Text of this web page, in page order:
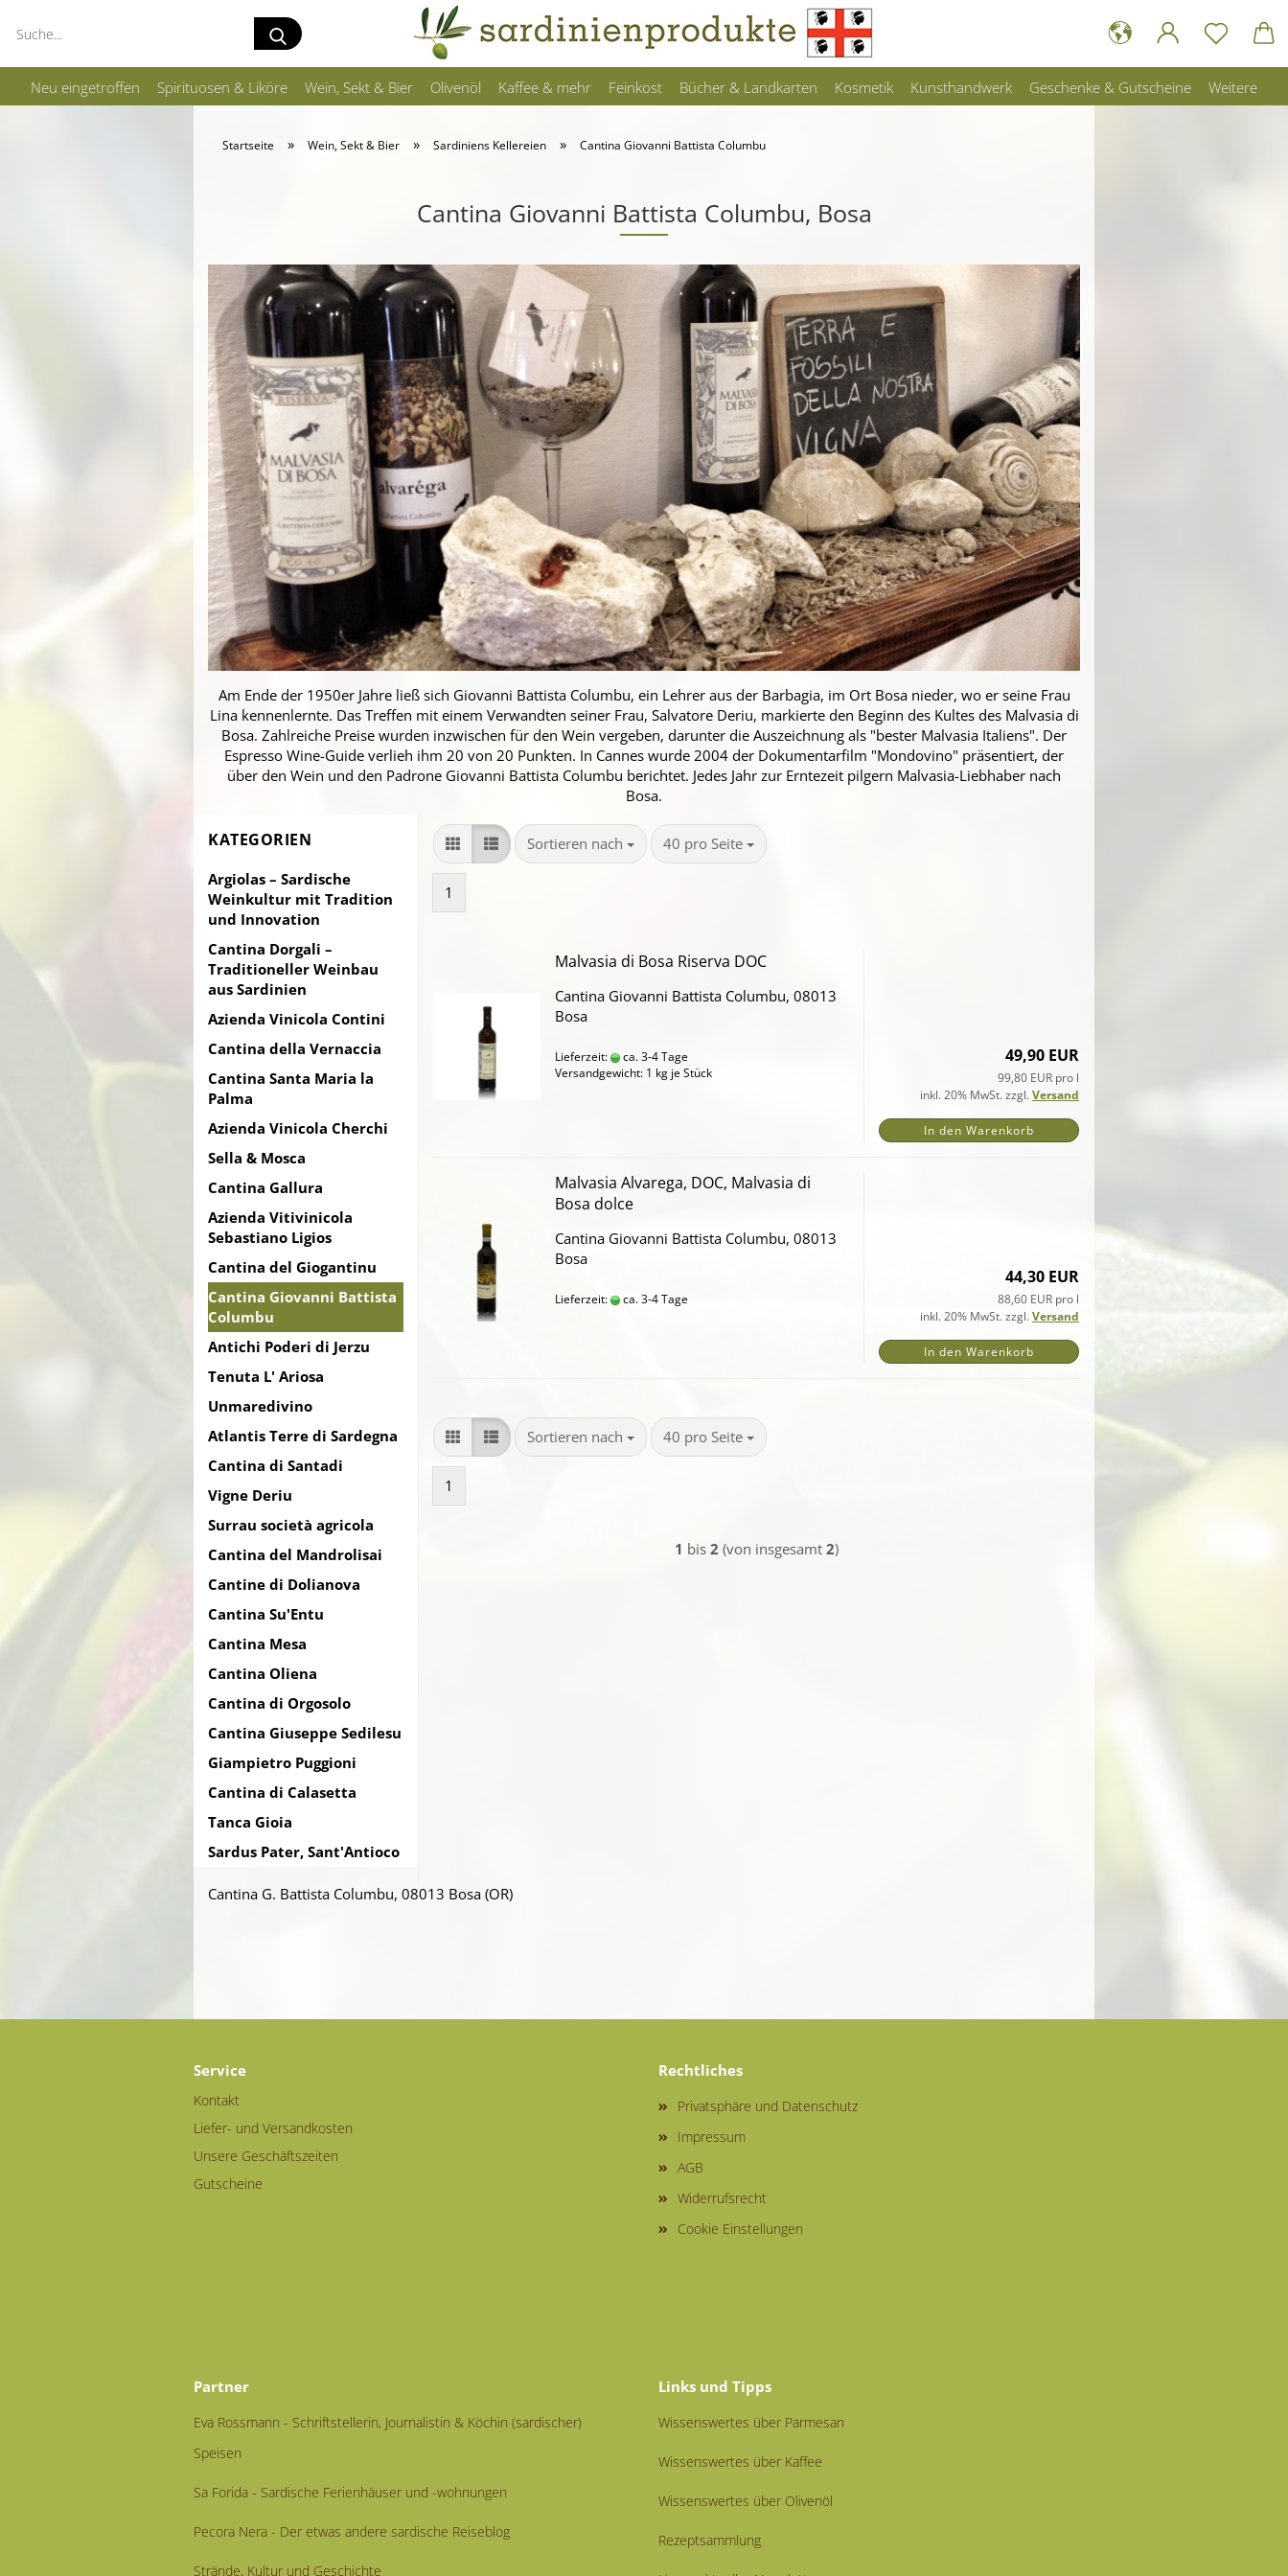
Neu eingetroffen Spirituosen & Liköre Wein, Sekt & Bier Olivenöl Kaffee & mehr Feinkost Bücher & Landkarten Kosmetik Kunsthandwerk Geschenke & Gutscheine Weitere
Suche...
Startseite » Wein, Sekt & Bier » Sardiniens Kellereien » Cantina Giovanni Battista Columbu
Cantina Giovanni Battista Columbu, Bosa
Am Ende der 1950er Jahre ließ sich Giovanni Battista Columbu, ein Lehrer aus der Barbagia, im Ort Bosa nieder, wo er seine Frau
Lina kennenlernte. Das Treffen mit einem Verwandten seiner Frau, Salvatore Deriu, markierte den Beginn des Kultes des Malvasia di
Bosa. Zahlreiche Preise wurden inzwischen für den Wein vergeben, darunter die Auszeichnung als "bester Malvasia Italiens". Der
Espresso Wine-Guide verlieh ihm 20 von 20 Punkten. In Cannes wurde 2004 der Dokumentarfilm "Mondovino" präsentiert, der
über den Wein und den Padrone Giovanni Battista Columbu berichtet. Jedes Jahr zur Erntezeit pilgern Malvasia-Liebhaber nach
Bosa.
KATEGORIEN
Argiolas – Sardische
Weinkultur mit Tradition
und Innovation
Cantina Dorgali –
Traditioneller Weinbau
aus Sardinien
Azienda Vinicola Contini
Cantina della Vernaccia
Cantina Santa Maria la
Palma
Azienda Vinicola Cherchi
Sella & Mosca
Cantina Gallura
Azienda Vitivinicola
Sebastiano Ligios
Cantina del Giogantinu
Cantina Giovanni Battista
Columbu
Antichi Poderi di Jerzu
Tenuta L' Ariosa
Unmaredivino
Atlantis Terre di Sardegna
Cantina di Santadi
Vigne Deriu
Surrau società agricola
Cantina del Mandrolisai
Cantine di Dolianova
Cantina Su'Entu
Cantina Mesa
Cantina Oliena
Cantina di Orgosolo
Cantina Giuseppe Sedilesu
Giampietro Puggioni
Cantina di Calasetta
Tanca Gioia
Sardus Pater, Sant'Antioco
Sortieren nach
Sortieren nach 40 pro Seite
pro Seite
1
Malvasia di Bosa Riserva DOC
Cantina Giovanni Battista Columbu, 08013
Bosa
Lieferzeit:
ca. 3-4 Tage
Versandgewicht: 1 kg je Stück
49,90 EUR
99,80 EUR pro l
inkl. 20% MwSt. zzgl.Versand
In den Warenkorb
Malvasia Alvarega, DOC, Malvasia di
Bosa dolce
Cantina Giovanni Battista Columbu, 08013
Bosa
Lieferzeit: ca. 3-4 Tage
44,30 EUR
88,60 EUR pro l
inkl. 20% MwSt. zzgl.Versand
In den Warenkorb
Sortieren nach
Sortieren nach 40 pro Seite
pro Seite
1
1 bis 2 (von insgesamt 2)
Cantina G. Battista Columbu, 08013 Bosa (OR)
Service
Kontakt
Liefer- und Versandkosten
Unsere Geschäftszeiten
Gutscheine
Rechtliches
Privatsphäre und Datenschutz
Impressum
AGB
Widerrufsrecht
Cookie Einstellungen
Partner
Eva Rossmann - Schriftstellerin, Journalistin & Köchin (sardischer)
Speisen
Sa Forida - Sardische Ferienhäuser und -wohnungen
Pecora Nera - Der etwas andere sardische Reiseblog
Strände, Kultur und Geschichte
Links und Tipps
Wissenswertes über Parmesan
Wissenswertes über Kaffee
Wissenswertes über Olivenöl
Rezeptsammlung